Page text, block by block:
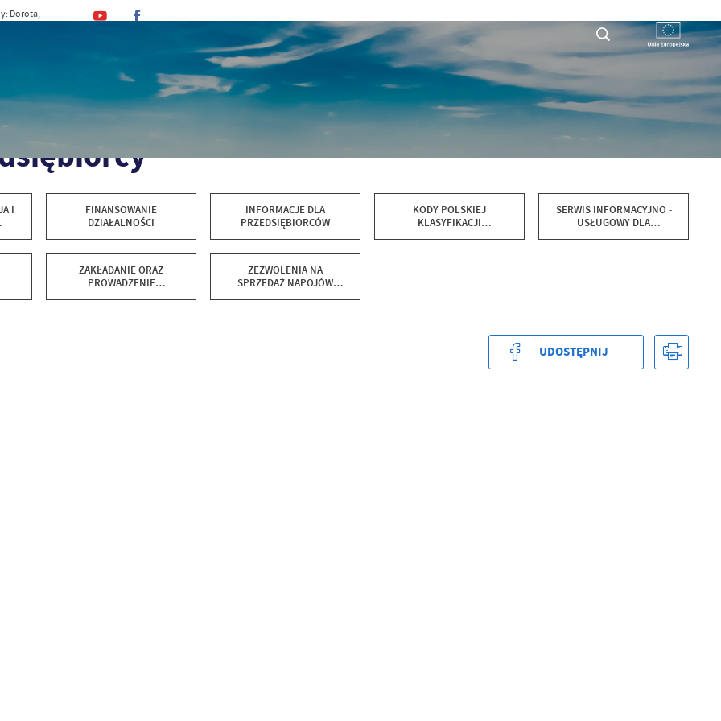
Dorota,
DLA MIESZKAŃCA DLA TURYSTY DLA PRZEDSIĘBIORCY KONTAKT
I
FINANSOWANIE
DZIAŁALNOŚCI
INFORMACJE DLA
PRZEDSIĘBIORCÓW
KODY POLSKIEJ
KLASYFIKACJI
DZIAŁALNOŚCI PKD 2025
SERWIS INFORMACYJNO -
USŁUGOWY DLA
PRZEDSIĘBIORCÓW
ZAKŁADANIE ORAZ
PROWADZENIE
ZEZWOLENIA NA
SPRZEDAŻ NAPOJÓW
UDOSTĘPNIJ